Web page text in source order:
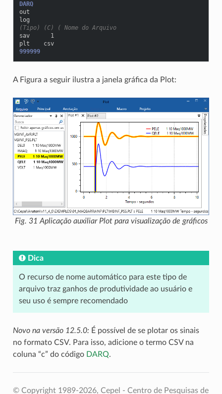
DARQ
out
log
(Tipo) (C) ( Nome do Arquivo
sav      1
plt    csv
999999
A Figura a seguir ilustra a janela gráfica da Plot:
Fig. 31 Aplicação auxiliar Plot para visualização de gráficos
Dica
O recurso de nome automático para este tipo de
arquivo traz ganhos de produtividade ao usuário e
seu uso é sempre recomendado
Novo na versão 12.5.0: É possível de se plotar os sinais
no formato CSV. Para isso, adicione o termo CSV na
coluna “c” do código DARQ.
© Copyright 1989-2026, Cepel - Centro de Pesquisas de